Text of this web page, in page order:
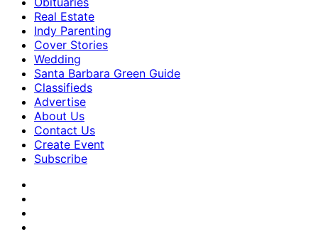
Real Estate
Indy Parenting
Cover Stories
Wedding
Santa Barbara Green Guide
Classifieds
Advertise
About Us
Contact Us
Create Event
Subscribe